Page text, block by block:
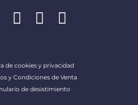
de cookies y privacidad
y Condiciones de Venta
de desistimiento